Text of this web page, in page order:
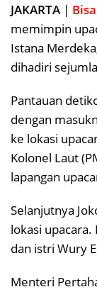
JAKARTA |
memimpin
Istana
dihadiri
Pantauan
dengan
ke lokasi
Kolonel Laut
lapangan
Selanjutnya
lokasi upacara.
dan istri Wury
Menteri